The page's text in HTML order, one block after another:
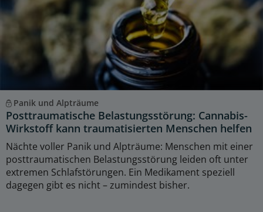
Panik und Alpträume
Posttraumatische Belastungsstörung: Cannabis-
Wirkstoff kann traumatisierten Menschen helfen
Nächte voller Panik und Alpträume: Menschen mit einer
posttraumatischen Belastungsstörung leiden oft unter
extremen Schlafstörungen. Ein Medikament speziell
dagegen gibt es nicht – zumindest bisher.